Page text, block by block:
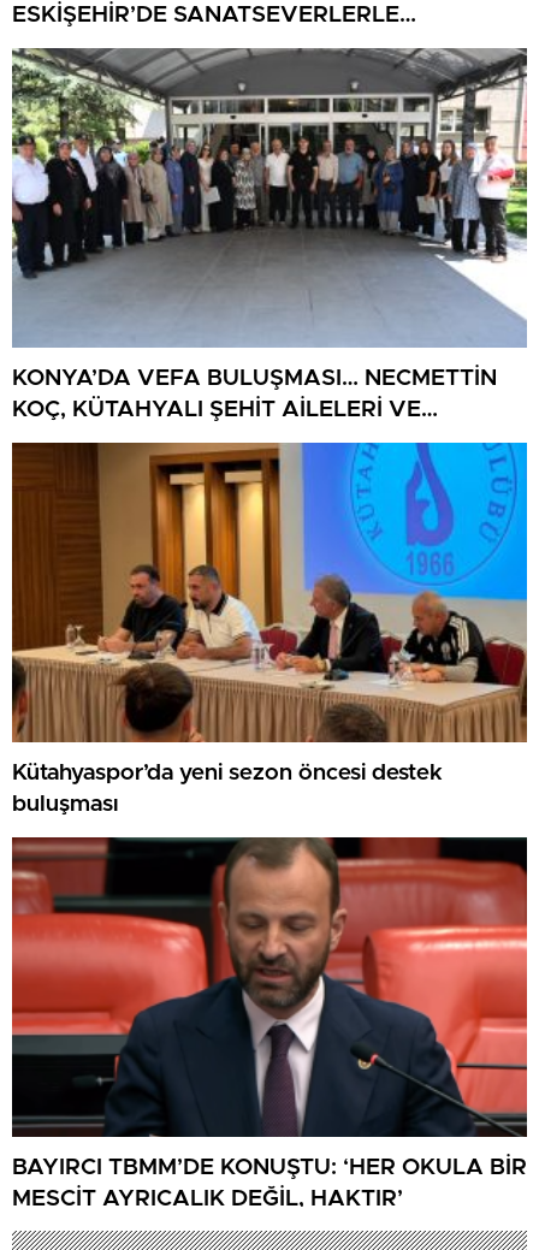
ESKİŞEHİR’DE SANATSEVERLERLE
BULUŞUYOR
KONYA’DA VEFA BULUŞMASI… NECMETTİN
KOÇ, KÜTAHYALI ŞEHİT AİLELERİ VE
GAZİLERİ AĞIRLADI
Kütahyaspor’da yeni sezon öncesi destek
buluşması
BAYIRCI TBMM’DE KONUŞTU: ‘HER OKULA BİR
MESCİT AYRICALIK DEĞİL, HAKTIR’